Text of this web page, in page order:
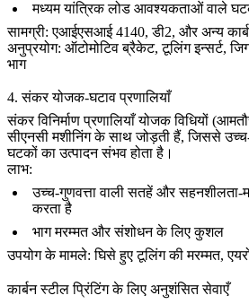
मध्यम यांत्रिक लोड आवश्यकताओं वाले
सामग्री: एआईएसआई 4140, डी2, और अन्य
अनुप्रयोग: ऑटोमोटिव ब्रैकेट, टूलिंग इन्सर्ट,
भाग
4. संकर योजक-घटाव प्रणालियाँ
संकर विनिर्माण प्रणालियाँ योजक विधियों
सीएनसी मशीनिंगके साथ जोड़ती हैं, जिससे उच्च-
घटकों का उत्पादन संभव होता है।
लाभ:
उच्च-गुणवत्ता वाली सतहें और सहनशीलता-
करता है
भाग मरम्मत और संशोधन के लिए कुशल
उपयोग के मामले: घिसे हुए टूलिंग की मरम्मत,
कार्बन स्टील प्रिंटिंग के लिए अनुशंसित सेवाएँ